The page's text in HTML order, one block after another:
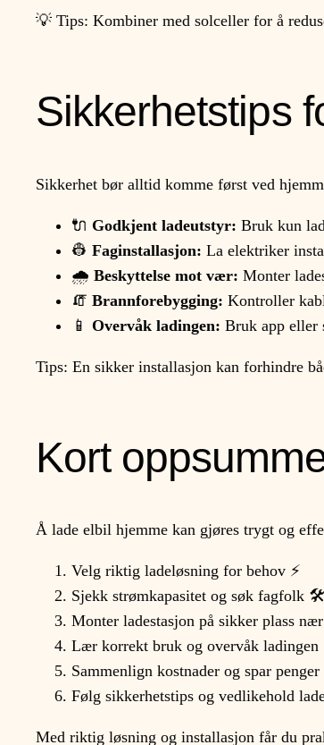
💡 Tips: Kombiner med solceller for å
Sikkerhetstips
Sikkerhet bør alltid komme først ved
🔌 Godkjent ladeutstyr: Bruk kun
👷 Faginstallasjon: La elektriker
🌧️ Beskyttelse mot vær: Monter
🧯 Brannforebygging: Kontroller
📱 Overvåk ladingen: Bruk app eller
Tips: En sikker installasjon kan forhindre
Kort
Å lade elbil hjemme kan gjøres trygt og
Velg riktig ladeløsning for behov ⚡
Sjekk strømkapasitet og søk fagfolk 🛠️
Monter ladestasjon på sikker plass
Lær korrekt bruk og overvåk ladingen
Sammenlign kostnader og spar penger
Følg sikkerhetstips og vedlikehold
Med riktig løsning og installasjon får du